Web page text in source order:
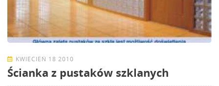
KWIECIEŃ 18 2010
Ścianka z pustaków szklanych